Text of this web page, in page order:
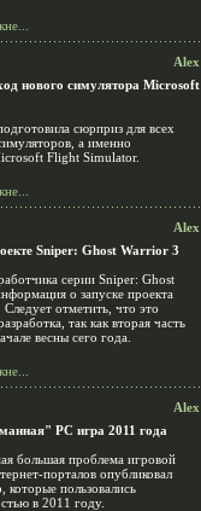
Alex
нового симулятора Microsoft
сюрприз для всех
а именно
Flight Simulator.
Alex
Sniper: Ghost Warrior 3
серии Sniper: Ghost
о запуске проекта
отметить, что это
так как вторая часть
весны сего года.
Alex
PC игра 2011 года
большая проблема игровой
порталов опубликовал
которые пользовались
в 2011 году.